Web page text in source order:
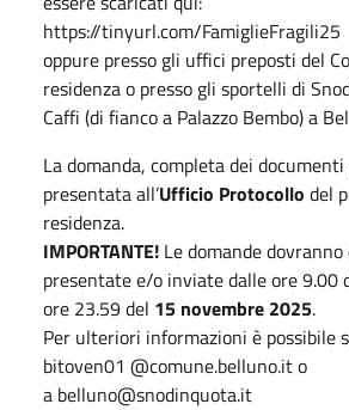
https://tinyurl.com/FamiglieFragili25
oppure presso gli uffici preposti del
residenza o presso gli sportelli di
Caffi (di fianco a Palazzo Bembo) a
La domanda, completa dei
presentata all’Ufficio Protocollo del
residenza.
IMPORTANTE! Le domande dovranno
presentate e/o inviate dalle ore 9.00
ore 23.59 del 15 novembre 2025.
Per ulteriori informazioni è possibile
bitoven01 @comune.belluno.it o
a belluno@snodinquota.it